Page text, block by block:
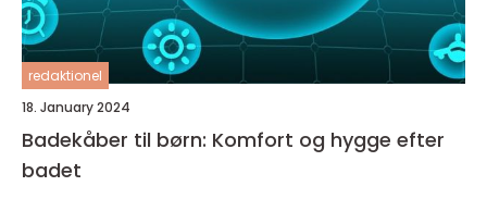
redaktionel
18. January 2024
Badekåber til børn: Komfort og hygge efter
badet